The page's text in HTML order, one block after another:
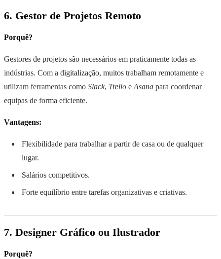
6. Gestor de Projetos Remoto
Porquê?
Gestores de projetos são necessários em praticamente todas as
indústrias. Com a digitalização, muitos trabalham remotamente e
utilizam ferramentas como Slack, Trello e Asana para coordenar
equipas de forma eficiente.
Vantagens:
Flexibilidade para trabalhar a partir de casa ou de qualquer
lugar.
Salários competitivos.
Forte equilíbrio entre tarefas organizativas e criativas.
7. Designer Gráfico ou Ilustrador
Porquê?